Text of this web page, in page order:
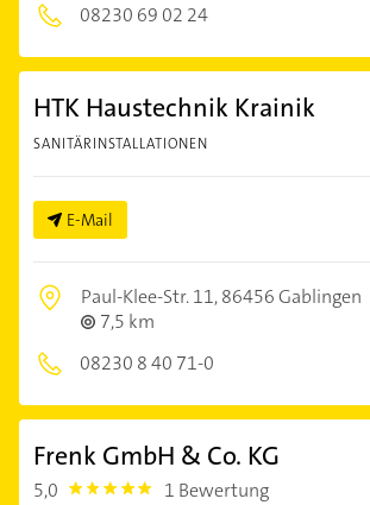
08230 69 02 24
HTK Haustechnik Krainik
SANITÄRINSTALLATIONEN
E-Mail
Paul-Klee-Str. 11,86456 Gablingen
7,5 km
08230 8 40 71-0
Frenk GmbH & Co. KG
5,0 5.0 1 Bewertung